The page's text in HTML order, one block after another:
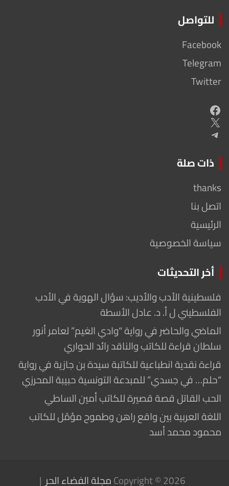
للتواصل
Facebook
Telegram
Twitter
Facebook
X
Telegram
ذات صلة
thanks
اتصل بنا
الرئيسية
سياسة الخصوصية
أخر التحديثات
فلسطينية الأدب والأديب: سؤال الهوية في الأدب
الفلسطيني ل أ. د. عادل الأسطة
الماضي والحاضر في رواية “وادي الغيم” لعامر أنور
سلطان قراءة للكاتب والناقد رائد الحواري
قراءة نقدية انطباعية للكاتبة سيدة بن جازية في رواية
“حلم… في جسدي” للمبدعة التونسية حبيبة المحرزي
الحب القاتل قصة قصيرة للكاتب أمين الساطي
اللغة العربية بين واقع راهن وطموح مؤمّل للكاتب
محمود محمد أسد
Copyright © 2026مجلة الفضاء الحر